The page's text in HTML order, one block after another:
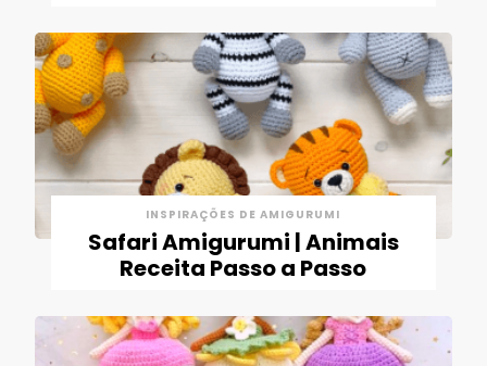
INSPIRAÇÕES DE AMIGURUMI
Safari Amigurumi | Animais
Receita Passo a Passo